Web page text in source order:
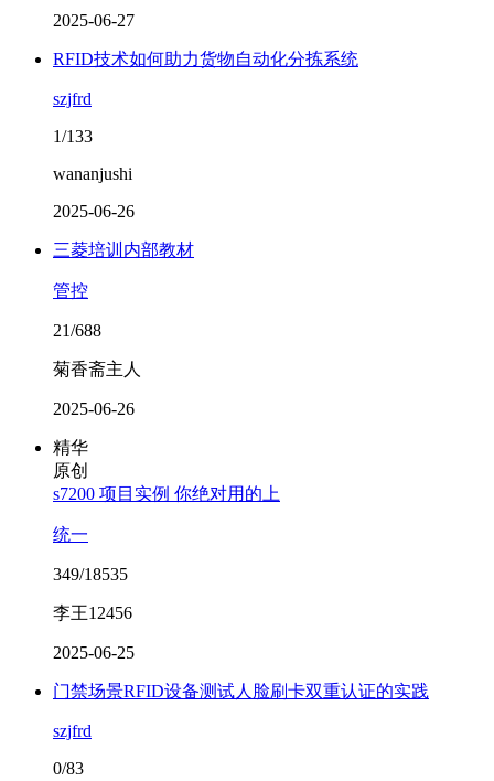
2025-06-27
RFID技术如何助力货物自动化分拣系统
szjfrd
1/133
wananjushi
2025-06-26
三菱培训内部教材
管控
21/688
菊香斋主人
2025-06-26
精华
原创
s7200 项目实例 你绝对用的上
统一
349/18535
李王12456
2025-06-25
门禁场景RFID设备测试人脸刷卡双重认证的实践
szjfrd
0/83